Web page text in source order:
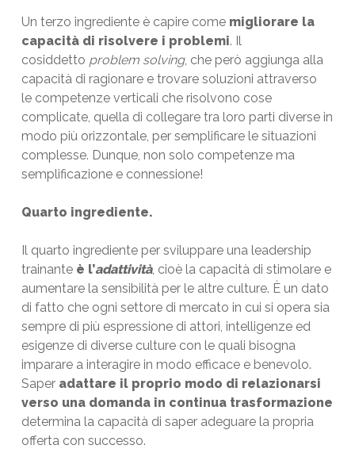
Un terzo ingrediente è capire come migliorare la
capacità di risolvere i problemi. Il
cosiddetto problem solving, che però aggiunga alla
capacità di ragionare e trovare soluzioni attraverso
le competenze verticali che risolvono cose
complicate, quella di collegare tra loro parti diverse in
modo più orizzontale, per semplificare le situazioni
complesse. Dunque, non solo competenze ma
semplificazione e connessione!
Quarto ingrediente.
Il quarto ingrediente per sviluppare una leadership
trainante è l’adattività, cioè la capacità di stimolare e
aumentare la sensibilità per le altre culture. È un dato
di fatto che ogni settore di mercato in cui si opera sia
sempre di più espressione di attori, intelligenze ed
esigenze di diverse culture con le quali bisogna
imparare a interagire in modo efficace e benevolo.
Saper adattare il proprio modo di relazionarsi
verso una domanda in continua trasformazione
determina la capacità di saper adeguare la propria
offerta con successo.